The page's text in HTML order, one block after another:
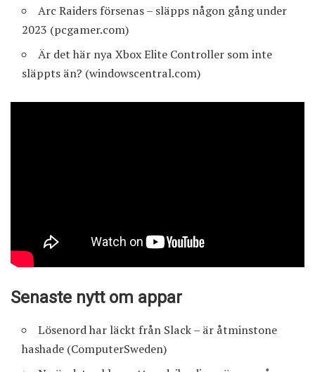
Arc Raiders försenas – släpps någon gång under
2023 (pcgamer.com)
Är det här nya Xbox Elite Controller som inte
släppts än? (windowscentral.com)
Senaste nytt om appar
Lösenord har läckt från Slack – är åtminstone
hashade (ComputerSweden)